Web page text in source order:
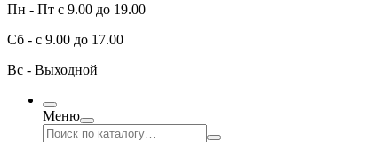
Пн - Пт с 9.00 до 19.00
Сб - с 9.00 до 17.00
Вс - Выходной
Меню